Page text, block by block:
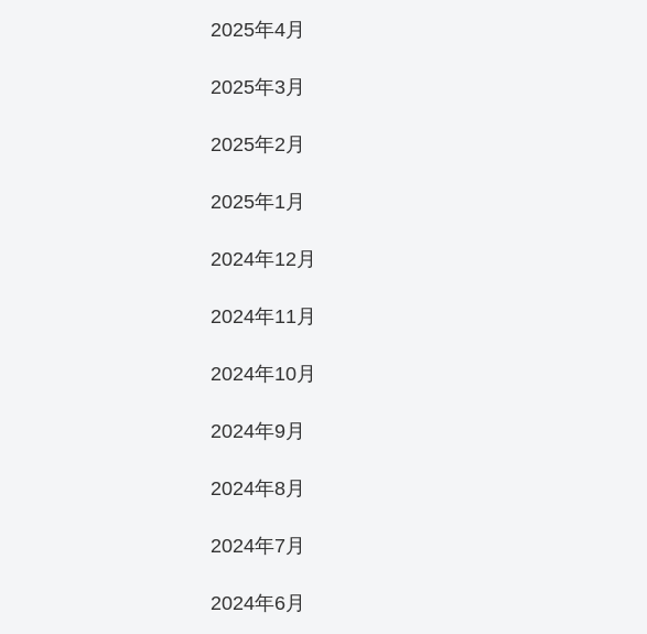
2025年4月
2025年3月
2025年2月
2025年1月
2024年12月
2024年11月
2024年10月
2024年9月
2024年8月
2024年7月
2024年6月